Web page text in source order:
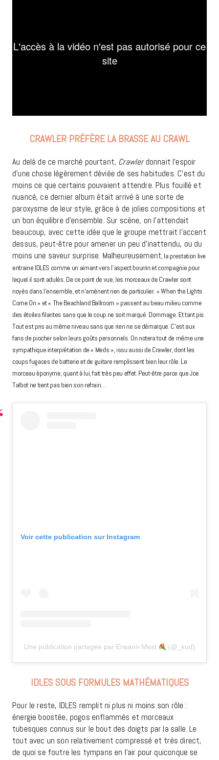
CRAWLER PRÉFÈRE LA BRASSE AU CRAWL
Au delà de ce marché pourtant, Crawlerdonnait l’espoir
d’une chose légèrement déviée de ses habitudes. C’est du
moins ce que certains pouvaient attendre. Plus fouillé et
nuancé, ce dernier album était arrivé à une sorte de
paroxysme de leur style, grâce à de jolies compositions et
un bon équilibre d’ensemble. Sur scène, on l’attendait
beaucoup, avec cette idée que le groupe mettrait l’accent
dessus, peut-être pour amener un peu d’inattendu, ou du
moins une saveur surprise. Malheureusement, la prestation live
entraine IDLES comme un aimant vers l’aspect bourrin et compagnie pour
lequel il sont adulés. De ce point de vue, les morceaux de Crawler sont
noyés dans l’ensemble, et n’amènent rien de particulier. « When the Lights
Come On » et « The Beachland Ballroom » passent au beau milieu comme
des étoiles filantes sans que le coup ne soit marqué. Dommage. Et tant pis.
Tout est pris au même niveau sans que rien ne se démarque. C’est aux
fans de piocher selon leurs goûts personnels. On notera tout de même une
sympathique interprétation de « Meds », issu aussi de Crawler, dont les
coups fugaces de batterie et de guitare remplissent bien leur rôle. Le
morceau éponyme, quant à lui, fait très peu effet. Peut-être parce que Joe
Talbot ne tient pas bien son refrain…
Voir cette publication sur Instagram
Une publication partagée par Erwann Mest (@_kud)
IDLES SOUS FORMULES MATHÉMATIQUES
Pour le reste, IDLES remplit ni plus ni moins son rôle :
énergie boostée, pogos enflammés et morceaux
tubesques connus sur le bout des doigts par la salle. Le
tout avec un son relativement compressé et très direct,
de quoi se foutre les tympans en l’air pour quiconque se